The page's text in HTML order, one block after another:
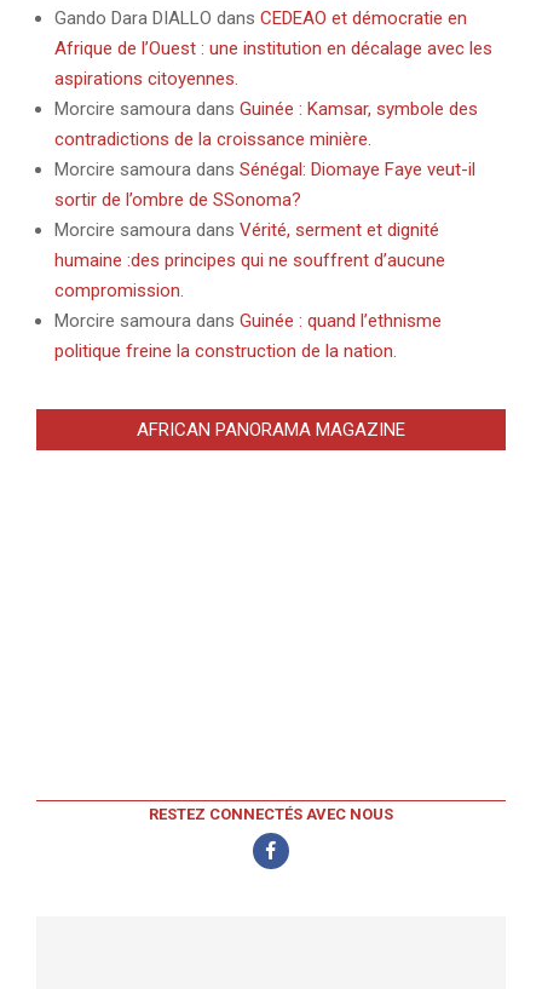
Gando Dara DIALLO dans CEDEAO et démocratie en
Afrique de l’Ouest : une institution en décalage avec les
aspirations citoyennes.
Morcire samoura dans Guinée : Kamsar, symbole des
contradictions de la croissance minière.
Morcire samoura dans Sénégal: Diomaye Faye veut-il
sortir de l’ombre de SSonoma?
Morcire samoura dans Vérité, serment et dignité
humaine :des principes qui ne souffrent d’aucune
compromission.
Morcire samoura dans Guinée : quand l’ethnisme
politique freine la construction de la nation.
AFRICAN PANORAMA MAGAZINE
RESTEZ CONNECTÉS AVEC NOUS